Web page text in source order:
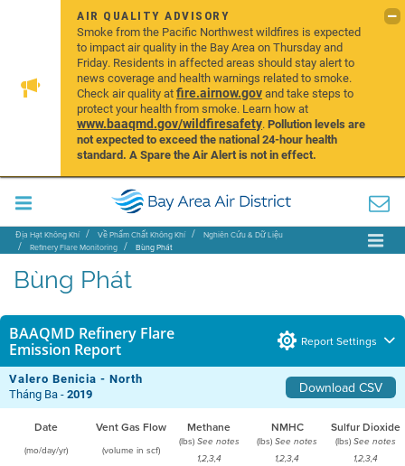
AIR QUALITY ADVISORY
Smoke from the Pacific Northwest wildfires is expected
to impact air quality in the Bay Area on Thursday and
Friday. Residents in affected areas should stay alert to
news coverage and health warnings related to smoke.
Check air quality atfire.airnow.govand take steps to
protect your health from smoke. Learn how at
www.baaqmd.gov/wildfiresafety.Pollution levels are
not expected to exceed the national 24-hour health
standard. A Spare the Air Alert is not in effect.
Địa Hạt Không Khí Về Phẩm Chất Không Khí
Nghiên Cứu & Dữ Liệu
Refinery Flare Monitoring
Bùng Phát
Bùng Phát
BAAQMD Refinery Flare
Emission Report
Report Settings
Valero Benicia - North Download CSV
Tháng Ba -2019
Date Vent Gas Flow Methane NMHC Sulfur Dioxide
(mo/day/yr) (volume in scf)
(lbs) See notes
1,2,3,4
(lbs) See notes
1,2,3,4
(lbs) See notes
1,2,3,4